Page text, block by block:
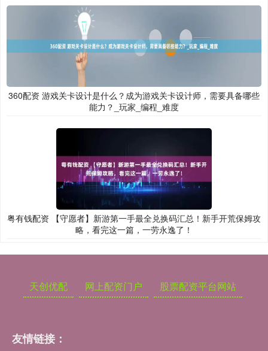
360配资 游戏关卡设计是什么？成为游戏关卡设计师，需要具备哪些
能力？_玩家_编程_难度
粤有钱配资 【守愿者】新游第一手最全兑换码汇总！新手开荒保姆攻
略，看完这一篇，一劳永逸了！
天创优配 网上配资门户 股票配资平台网站
友情链接：